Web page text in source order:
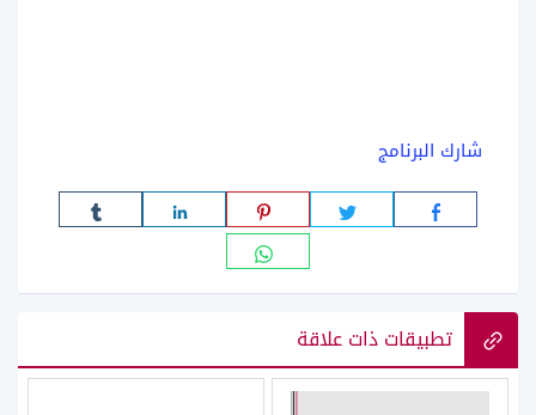
شارك البرنامج
تطبيقات ذات علاقة